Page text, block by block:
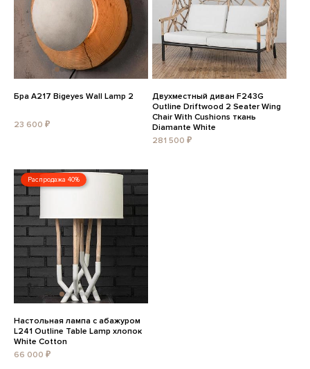
Бра A217 Bigeyes Wall Lamp 2
23 600 ₽
Двухместный диван F243G
Outline Driftwood 2 Seater Wing
Chair With Cushions ткань
Diamante White
281 500 ₽
Распродажа 40%
Настольная лампа с абажуром
L241 Outline Table Lamp хлопок
White Cotton
66 000 ₽